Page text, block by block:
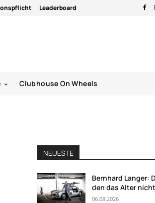
Leaderboard
Clubhouse On Wheels
NEUESTE
Bernhard Langer:
den das Alter
06.08.2026